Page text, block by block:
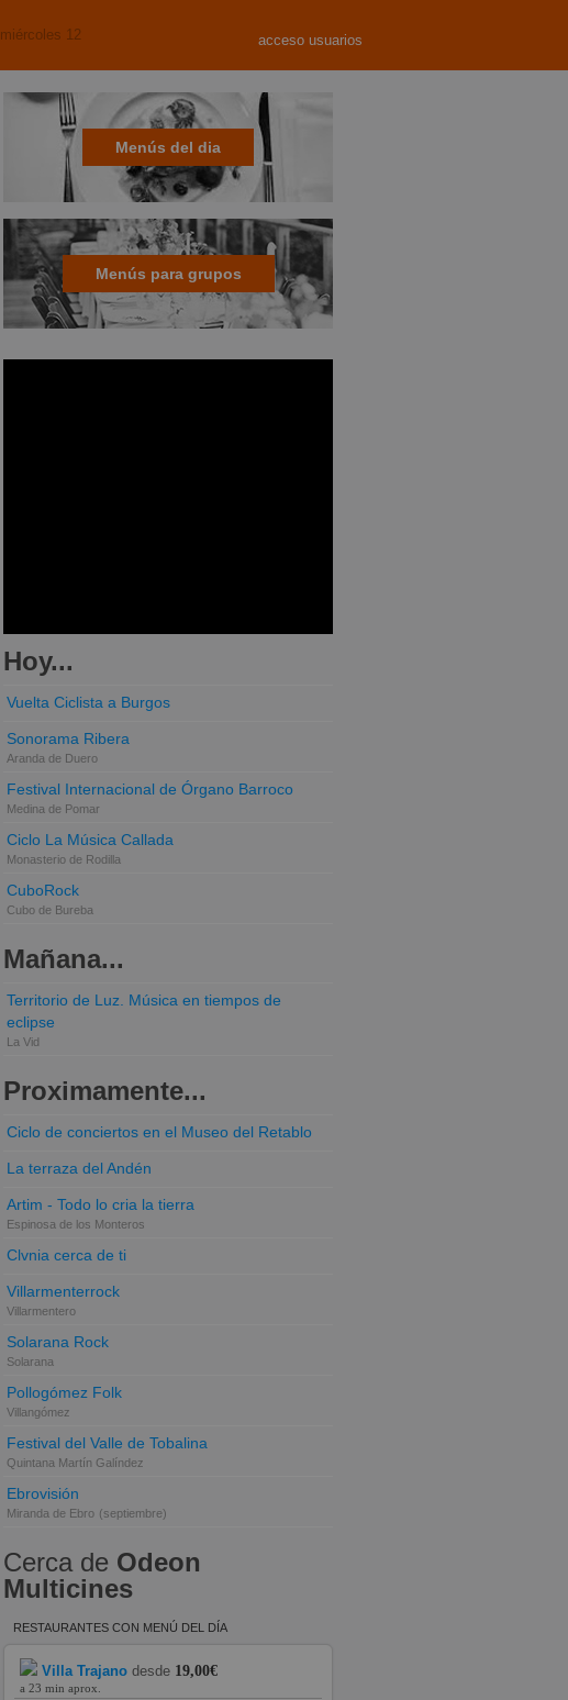
acceso usuarios
miércoles 12
Menús del dia
Menús para grupos
Hoy...
Vuelta Ciclista a Burgos
Sonorama Ribera
Aranda de Duero
Festival Internacional de Órgano Barroco
Medina de Pomar
Ciclo La Música Callada
Monasterio de Rodilla
CuboRock
Cubo de Bureba
Mañana...
Territorio de Luz. Música en tiempos de
eclipse
La Vid
Proximamente...
Ciclo de conciertos en el Museo del Retablo
La terraza del Andén
Artim - Todo lo cria la tierra
Espinosa de los Monteros
Clvnia cerca de ti
Villarmenterrock
Villarmentero
Solarana Rock
Solarana
Pollogómez Folk
Villangómez
Festival del Valle de Tobalina
Quintana Martín Galíndez
Ebrovisión
Miranda de Ebro (septiembre)
Cerca de Odeon
Multicines
RESTAURANTES CON MENÚ DEL DÍA
Villa Trajano desde 19,00€
a 23 min aprox.